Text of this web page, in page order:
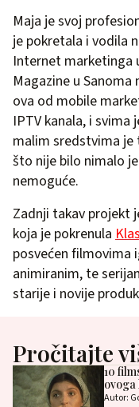
Maja je svoj
je pokretala i vodila
Internet marketinga
Magazine u
ova od mobile
IPTV kanala, i
malim sredstvima
što nije bilo nimalo
nemoguće.
Zadnji takav projekt
koja je pokrenula
posvećen filmovima
animiranim, te
starije i novije
Pročitajte
10
Autor: